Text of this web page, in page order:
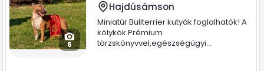
6
Hajdúsámson
Miniatűr Bullterrier kutyák foglalhatók! A
kölykök Prémium
törzskönyvvel,egészségügyi...